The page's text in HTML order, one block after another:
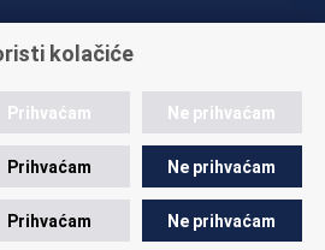
+385 1 45 95 011
Postavite pitanje
kolačiće
Prihvaćam Ne prihvaćam
Prihvaćam Ne prihvaćam
Prihvaćam Ne prihvaćam